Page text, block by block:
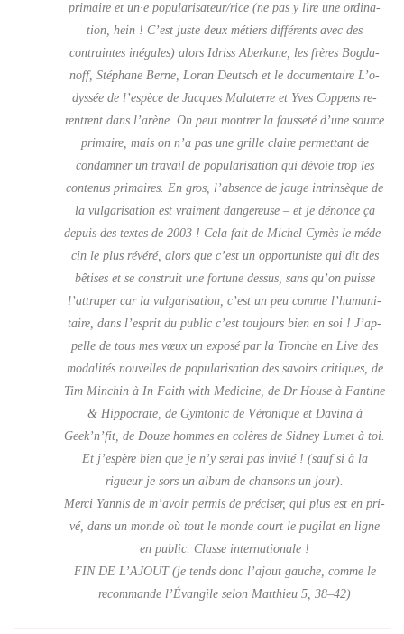
pri­maire et un·e popularisateur/rice (ne pas y lire une ordi­na­
tion, hein ! C’est juste deux métiers dif­fé­rents avec des
contraintes inégales) alors Idriss Aber­kane, les frères Bog­da­
noff, Sté­phane Berne, Loran Deutsch et le docu­men­taire L’o­
dys­sée de l’es­pèce de Jacques Mala­terre et Yves Cop­pens re-
rentrent dans l’a­rène. On peut mon­trer la faus­se­té d’une source
pri­maire, mais on n’a pas une grille claire per­met­tant de
condam­ner un tra­vail de popu­la­ri­sation qui dévoie trop les
conte­nus pri­maires. En gros, l’ab­sence de jauge intrin­sèque de
la vul­ga­ri­sa­tion est vrai­ment dan­ge­reuse – et je dénonce ça
depuis des textes de 2003 ! Cela fait de Michel Cymès le méde­
cin le plus révé­ré, alors que c’est un oppor­tu­niste qui dit des
bêtises et se construit une for­tune des­sus, sans qu’on puisse
l’at­tra­per car la vul­ga­ri­sa­tion, c’est un peu comme l’hu­ma­ni­
taire, dans l’es­prit du public c’est tou­jours bien en soi ! J’ap­
pelle de tous mes vœux un expo­sé par la Tronche en Live des
moda­li­tés nou­velles de popu­la­ri­sa­tion des savoirs cri­tiques, de
Tim Min­chin à In Faith with Medi­cine, de Dr House à Fan­tine
& Hip­po­crate, de Gym­to­nic de Véro­nique et Davi­na à
Geek’n’­fit, de Douze hommes en colères de Sid­ney Lumet à toi.
Et j’es­père bien que je n’y serai pas invi­té ! (sauf si à la
rigueur je sors un album de chan­sons un jour).
Mer­ci Yan­nis de m’a­voir per­mis de pré­ci­ser, qui plus est en pri­
vé, dans un monde où tout le monde court le pugi­lat en ligne
en public. Classe inter­na­tio­nale !
FIN DE L’AJOUT (je tends donc l’a­jout gauche, comme le
recom­mande l’Évangile selon Mat­thieu 5, 38–42)